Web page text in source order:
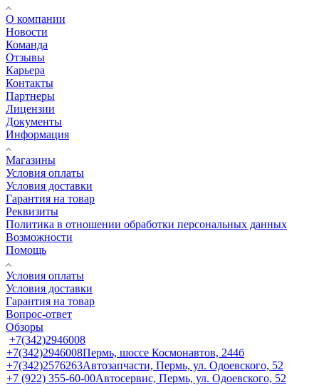
О компании
Новости
Команда
Отзывы
Карьера
Контакты
Партнеры
Лицензии
Документы
Информация
Магазины
Условия оплаты
Условия доставки
Гарантия на товар
Реквизиты
Политика в отношении обработки персональных данных
Возможности
Помощь
Условия оплаты
Условия доставки
Гарантия на товар
Вопрос-ответ
Обзоры
+7(342)2946008
+7(342)2946008Пермь, шоссе Космонавтов, 244б
+7(342)2576263Автозапчасти, Пермь, ул. Одоевского, 52
+7 (922) 355-60-00Автосервис, Пермь, ул. Одоевского, 52